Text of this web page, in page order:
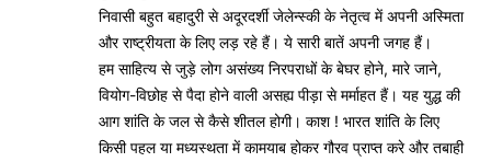
निवासी बहुत बहादुरी से अदूरदर्शी जेलेन्स्की के नेतृत्व में अपनी अस्मिता
और राष्ट्रीयता के लिए लड़ रहे हैं। ये सारी बातें अपनी जगह हैं।
हम साहित्य से जुड़े लोग असंख्य निरपराधों के बेघर होने, मारे जाने,
वियोग-विछोह से पैदा होने वाली असह्य पीड़ा से मर्माहत हैं। यह युद्ध की
आग शांति के जल से कैसे शीतल होगी। काश ! भारत शांति के लिए
किसी पहल या मध्यस्थता में कामयाब होकर गौरव प्राप्त करे और तबाही